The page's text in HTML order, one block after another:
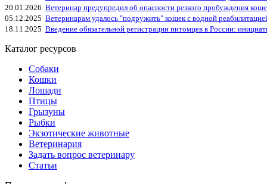
20.01.2026 Ветеринар предупредил об опасности резкого пробуждения
05.12.2025 Ветеринарам удалось "подружить" кошек с водной
18.11.2025 Введение обязательной регистрации питомцев в России:
Каталог ресурсов
Собаки
Кошки
Лошади
Птицы
Грызуны
Рыбки
Экзотические животные
Ветеринария
Задать вопрос ветеринару
Статьи